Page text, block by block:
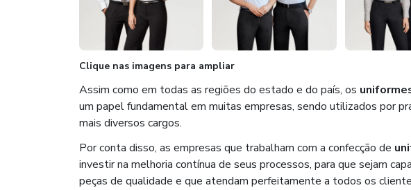
Clique nas imagens para ampliar
Assim como em todas as regiões do estado e do país, os
um papel fundamental em muitas empresas, sendo utilizados por
mais diversos cargos.
Por conta disso, as empresas que trabalham com a confecção de
investir na melhoria contínua de seus processos, para que sejam
peças de qualidade e que atendam perfeitamente a todos os